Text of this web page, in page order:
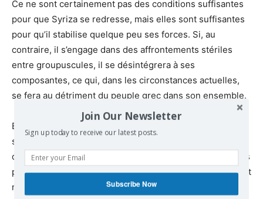
Ce ne sont certainement pas des conditions suffisantes
pour que Syriza se redresse, mais elles sont suffisantes
pour qu’il stabilise quelque peu ses forces. Si, au
contraire, il s’engage dans des affrontements stériles
entre groupuscules, il se désintégrera à ses
composantes, ce qui, dans les circonstances actuelles,
se fera au détriment du peuple grec dans son ensemble.
Bien entendu, ce parti devra entamer un débat très
sérieux et très honnête sur ce qui est à blâmer et ce qui
doit être changé, et devra éventuellement inviter d’autres
personnes en dehors de ses rangs à s’y joindre. Ce débat
nécessitera du temps et une certaine dose de calme,
Join Our Newsletter
Sign up today to receive our latest posts.
Subscribe Now